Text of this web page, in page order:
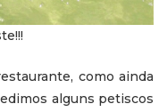
como ainda
alguns petiscos